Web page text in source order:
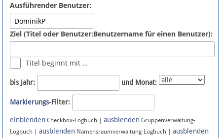
Fehler melden
Newsletter
Bluesky
Facebook
Ausführender Benutzer:
Ziel (Titel oder Benutzer:Benutzername für einen Benutzer):
Titel beginnt mit …
bis Jahr: und Monat:
Markierungs-Filter:
einblenden Checkbox-Logbuch | ausblenden Gruppenverwaltung-
Logbuch | ausblenden Namensraumverwaltung-Logbuch | ausblenden